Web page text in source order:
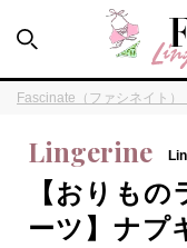
Fascinate（ファシネイト
Lingerine
【おりも
ーツ】ナプ